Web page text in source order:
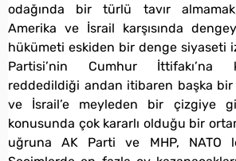
odağında bir türlü tavır
Amerika ve İsrail karşısında
hükümeti eskiden bir denge siyaseti
Partisi’nin Cumhur İttifakı’na
reddedildiği andan itibaren başka bir
ve İsrail’e meyleden bir çizgiye
konusunda çok kararlı olduğu bir
uğruna AK Parti ve MHP, NATO